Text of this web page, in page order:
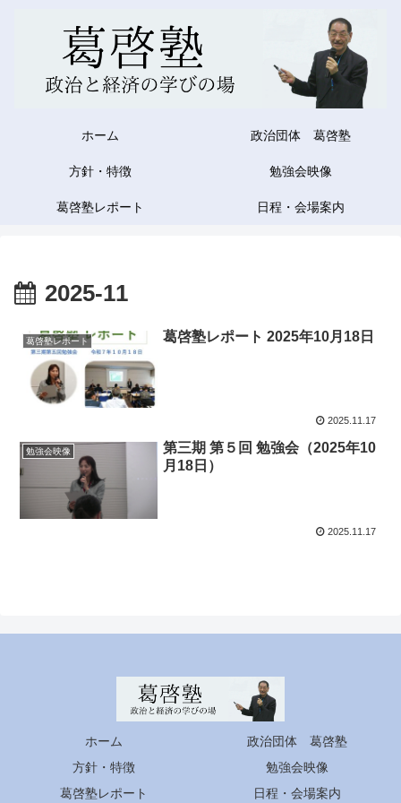
ホーム 政治団体 葛啓塾
方針・特徴 勉強会映像
葛啓塾レポート 日程・会場案内
2025-11
葛啓塾レポート 葛啓塾レポート 2025年10月18日
2025.11.17
勉強会映像
第三期 第５回 勉強会（2025年10
月18日）
2025.11.17
ホーム
政治団体 葛啓塾
方針・特徴
勉強会映像
葛啓塾レポート
日程・会場案内